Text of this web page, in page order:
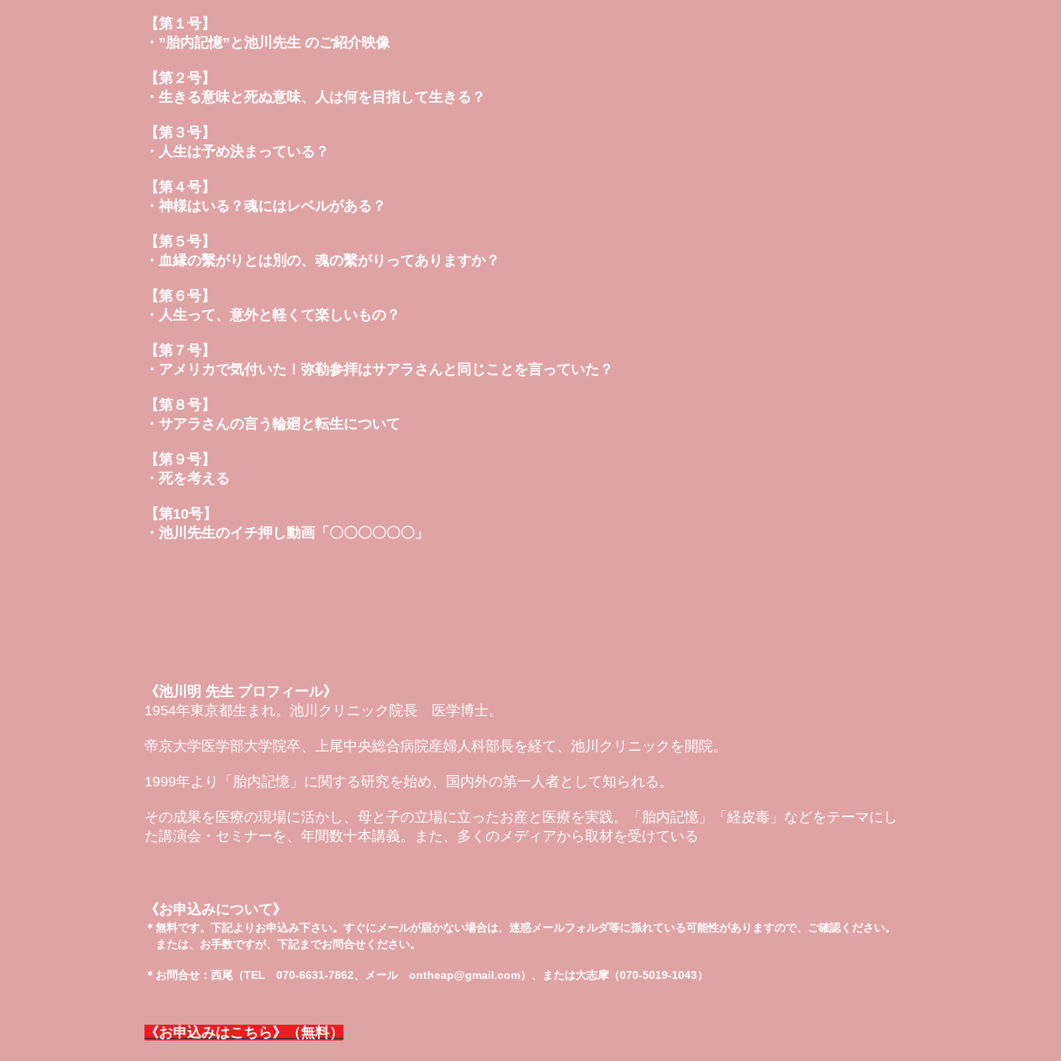
【第１号】
・”胎内記憶”と池川先生 のご紹介映像
【第２号】
・ 生きる意味と死ぬ意味、人は何を目指して生きる？
【第３号】
・ 人生は予め決まっている？
【第４号】
・ 神様はいる？魂にはレベルがある？
【第５号】
・ 血縁の繫がりとは別の、魂の繫がりってありますか？
【第６号】
・ 人生って、意外と軽くて楽しいもの？
【第７号】
・ アメリカで気付いた！弥勒参拝はサアラさんと同じことを言っていた？
【第８号】
・ サアラさんの言う輪廻と転生について
【第９号】
・ 死を考える
【第10号】
・池川先生のイチ押し動画「〇〇〇〇〇〇」
《池川明 先生 プロフィール》
1954年東京都生まれ。池川クリニック院長 医学博士。
帝京大学医学部大学院卒、上尾中央総合病院産婦人科部長を経て、池川クリニックを開院。
1999年より「胎内記憶」に関する研究を始め、国内外の第一人者として知られる。
その成果を医療の現場に活かし、母と子の立場に立ったお産と医療を実践。「胎内記憶」「経皮毒」などをテーマにし
た講演会・セミナーを、年間数十本講義。また、多くのメディアから取材を受けている
《お申込みについて》
＊無料です。下記よりお申込み下さい。すぐにメールが届かない場合は、迷惑メールフォルダ等に孫れている可能性がありますので、ご確認ください。
または、お手数ですが、下記までお問合せください。
＊お問合せ：西尾（TEL 070-6631-7862、メール ontheap@gmail.com）、または大志摩（070-5019-1043）
《お申込みはこちら》（無料）